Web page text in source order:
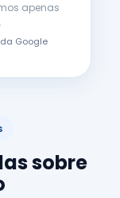
apenas
Google
sobre